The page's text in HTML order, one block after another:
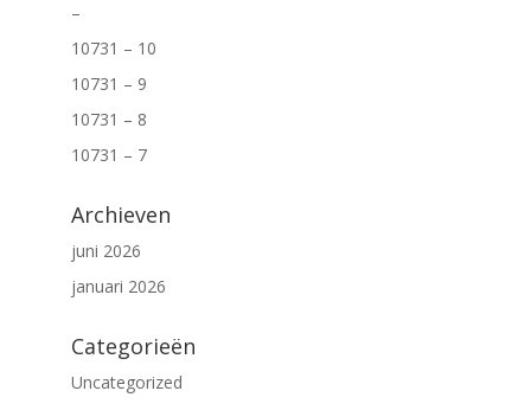
–
10731 – 10
10731 – 9
10731 – 8
10731 – 7
Archieven
juni 2026
januari 2026
Categorieën
Uncategorized